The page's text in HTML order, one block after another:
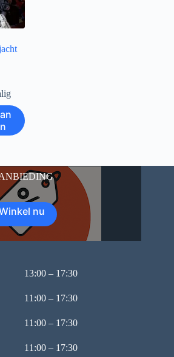
nu
13:00 – 17:30
11:00 – 17:30
11:00 – 17:30
11:00 – 17:30